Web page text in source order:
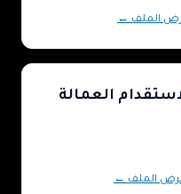
الملف ←
العمالة
الملف ←